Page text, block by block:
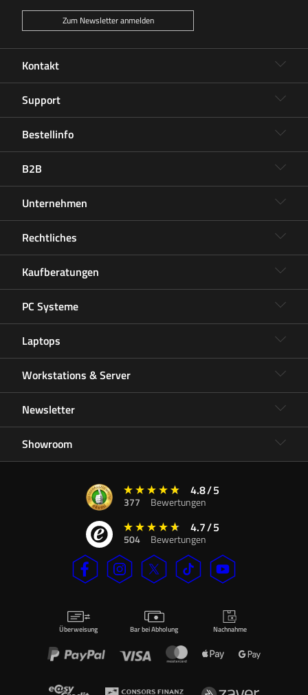
Kontakt
Support
Bestellinfo
B2B
Unternehmen
Rechtliches
Kaufberatungen
PC Systeme
Laptops
Workstations & Server
Newsletter
Showroom
Zum Newsletter anmelden
4.8/5
377 Bewertungen
4.7/5
504 Bewertungen
Überweisung Bar bei Abholung Nachnahme